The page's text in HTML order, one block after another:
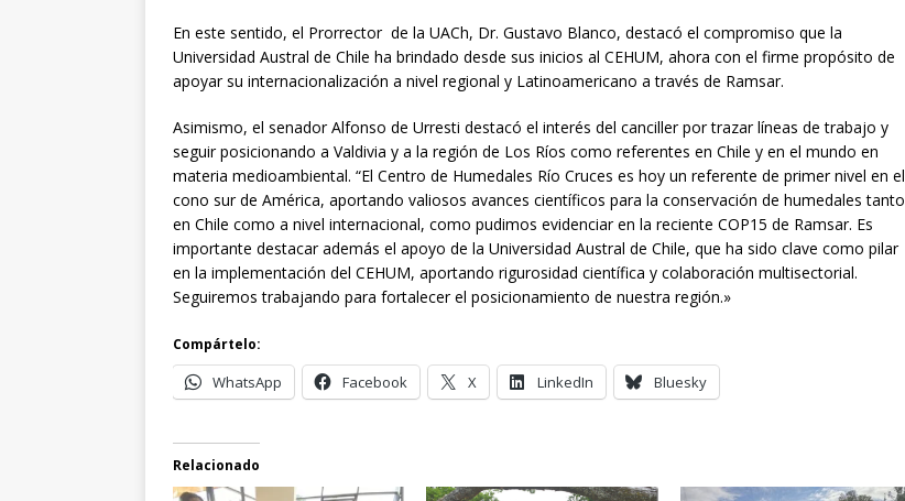
En este sentido, el Prorrector de la UACh, Dr. Gustavo Blanco, destacó el compromiso que la
Universidad Austral de Chile ha brindado desde sus inicios al CEHUM, ahora con el firme propósito de
apoyar su internacionalización a nivel regional y Latinoamericano a través de Ramsar.
Asimismo, el senador Alfonso de Urresti destacó el interés del canciller por trazar líneas de trabajo y
seguir posicionando a Valdivia y a la región de Los Ríos como referentes en Chile y en el mundo en
materia medioambiental. “El Centro de Humedales Río Cruces es hoy un referente de primer nivel en el
cono sur de América, aportando valiosos avances científicos para la conservación de humedales tanto
en Chile como a nivel internacional, como pudimos evidenciar en la reciente COP15 de Ramsar. Es
importante destacar además el apoyo de la Universidad Austral de Chile, que ha sido clave como pilar
en la implementación del CEHUM, aportando rigurosidad científica y colaboración multisectorial.
Seguiremos trabajando para fortalecer el posicionamiento de nuestra región.»
Compártelo:
WhatsApp Facebook X LinkedIn Bluesky
Relacionado